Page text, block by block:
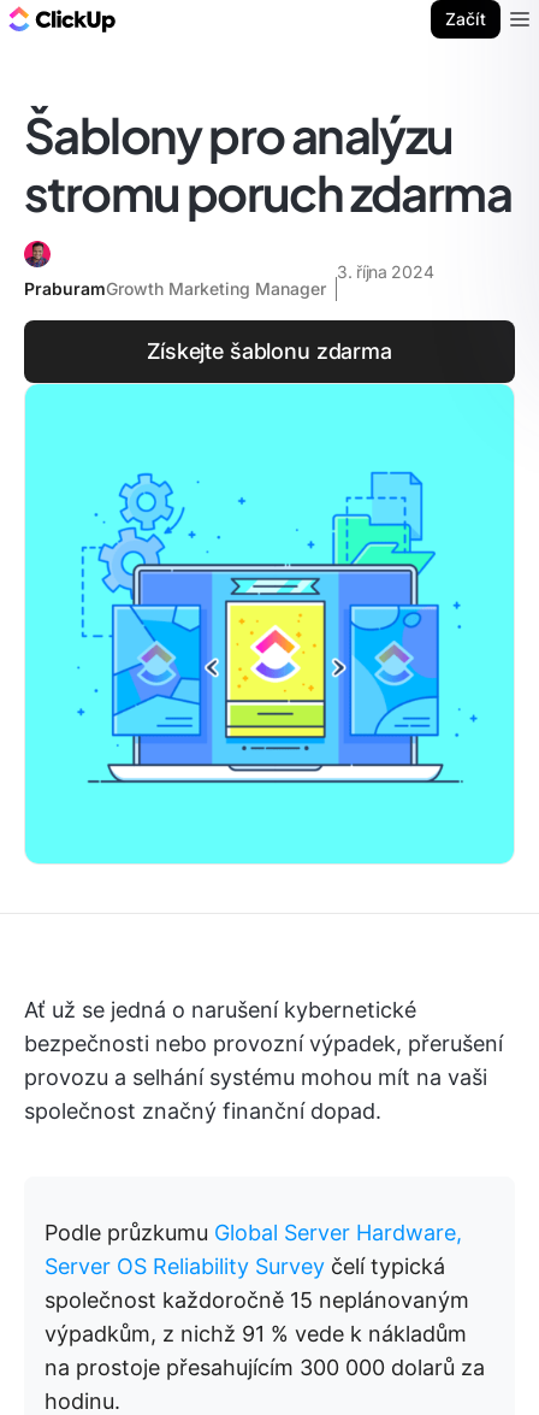
Začít
Šablony pro analýzu
stromu poruch zdarma
PraburamGrowth Marketing Manager
3. října 2024
Získejte šablonu zdarma
Ať už se jedná o narušení kybernetické
bezpečnosti nebo provozní výpadek, přerušení
provozu a selhání systému mohou mít na vaši
společnost značný finanční dopad.
Podle průzkumu Global Server Hardware,
Server OS Reliability Survey čelí typická
společnost každoročně 15 neplánovaným
výpadkům, z nichž 91 % vede k nákladům
na prostoje přesahujícím 300 000 dolarů za
hodinu.